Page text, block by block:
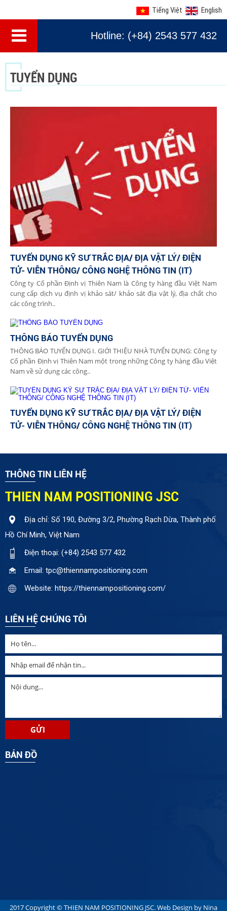
Tiếng Việt English
Hotline: (+84) 2543 577 432
TUYỂN DỤNG
TUYỂN DỤNG KỸ SƯ TRẮC ĐỊA/ ĐỊA VẬT LÝ/ ĐIỆN
TỬ- VIỄN THÔNG/ CÔNG NGHỆ THÔNG TIN (IT)
Công ty Cổ phần Định vị Thiên Nam là Công ty hàng đầu Việt Nam
cung cấp dịch vụ định vị khảo sát/ khảo sát địa vật lý, địa chất cho
các công trình..
THÔNG BÁO TUYỂN DỤNG
THÔNG BÁO TUYỂN DỤNG I. GIỚI THIỆU NHÀ TUYỂN DỤNG: Công ty
Cổ phần Định vị Thiên Nam một trong những Công ty hàng đầu Việt
Nam về sử dụng các công..
TUYỂN DỤNG KỸ SƯ TRẮC ĐỊA/ ĐỊA VẬT LÝ/ ĐIỆN
TỬ- VIỄN THÔNG/ CÔNG NGHỆ THÔNG TIN (IT)
THÔNG TIN LIÊN HỆ
THIEN NAM POSITIONING JSC
Địa chỉ: Số 190, Đường 3/2, Phường Rạch Dừa, Thành phố
Hồ Chí Minh, Việt Nam
Điện thoại: (+84) 2543 577 432
Email: tpc@thiennampositioning.com
Website: https://thiennampositioning.com/
LIÊN HỆ CHÚNG TÔI
BẢN ĐỒ
2017 Copyright ©THIEN NAM POSITIONING JSC. Web Design by Nina